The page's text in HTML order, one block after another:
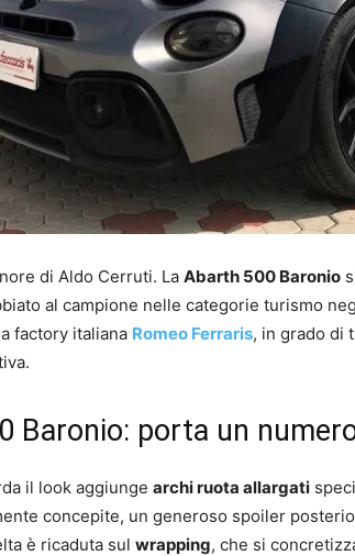
di Aldo Cerruti. La Abarth 500 Baronio
al campione nelle categorie turismo
factory italiana Romeo Ferraris, in grado di
Baronio: porta un
il look aggiunge archi ruota allargati
concepite, un generoso spoiler
è ricaduta sul wrapping, che si